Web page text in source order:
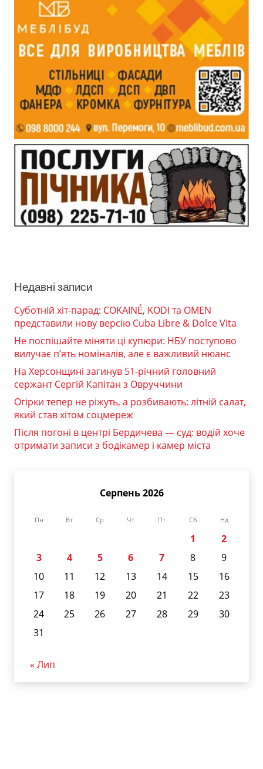
Недавні записи
Суботній хіт-парад: COKAINÉ, KODI та OMEN
представили нову версію Cuba Libre & Dolce Vita
Не поспішайте міняти ці купюри: НБУ поступово
вилучає п’ять номіналів, але є важливий нюанс
На Херсонщині загинув 51-річний головний
сержант Сергій Капітан з Овруччини
Огірки тепер не ріжуть, а розбивають: літній салат,
який став хітом соцмереж
Після погоні в центрі Бердичева — суд: водій хоче
отримати записи з бодікамер і камер міста
Серпень 2026
Пн Вт Ср Чт Пт Сб Нд
1
2
3
4 5 6 7 8
9
10
11 12 13 14 15
16
17
18 19 20 21 22
23
24
25 26 27 28 29
30
31
« Лип